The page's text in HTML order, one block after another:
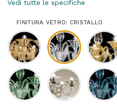
Vedi tutte le specifiche
FINITURA VETRO: CRISTALLO